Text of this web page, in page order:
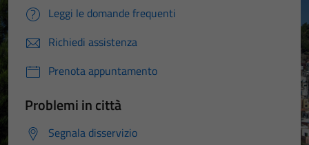
Leggi le domande frequenti
Richiedi assistenza
Prenota appuntamento
Problemi in città
Segnala disservizio